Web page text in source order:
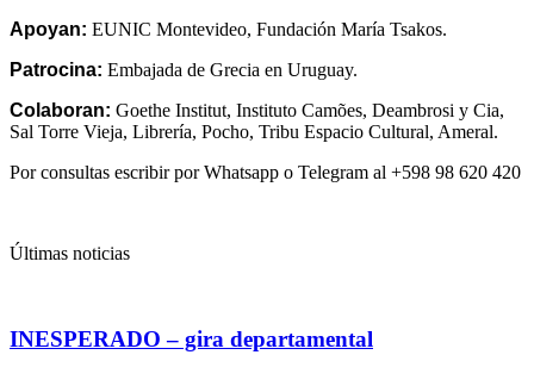
Apoyan: EUNIC Montevideo, Fundación María Tsakos.
Patrocina: Embajada de Grecia en Uruguay.
Colaboran: Goethe Institut, Instituto Camões, Deambrosi y Cia,
Sal Torre Vieja, Librería, Pocho, Tribu Espacio Cultural, Ameral.
Por consultas escribir por Whatsapp o Telegram al +598 98 620 420
Últimas noticias
INESPERADO – gira departamental